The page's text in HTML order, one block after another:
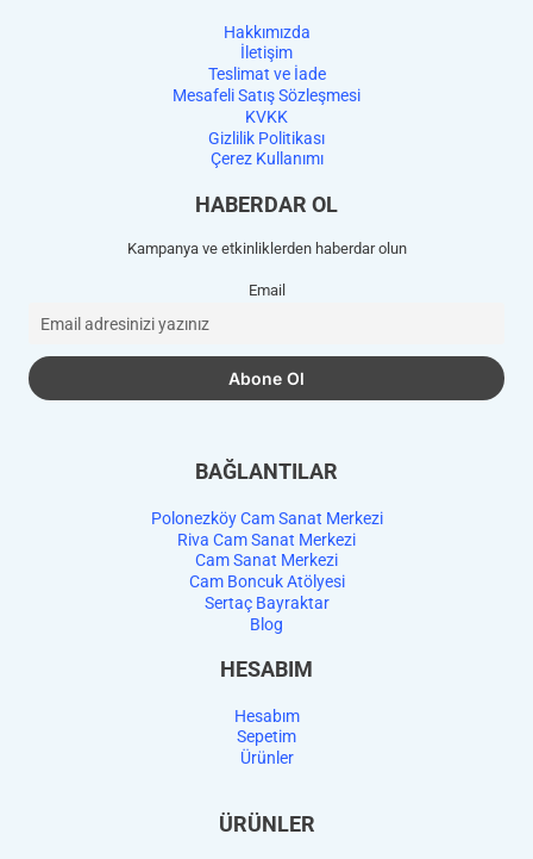
Hakkımızda
İletişim
Teslimat ve İade
Mesafeli Satış Sözleşmesi
KVKK
Gizlilik Politikası
Çerez Kullanımı
HABERDAR OL
Kampanya ve etkinliklerden haberdar olun
Email
BAĞLANTILAR
Polonezköy Cam Sanat Merkezi
Riva Cam Sanat Merkezi
Cam Sanat Merkezi
Cam Boncuk Atölyesi
Sertaç Bayraktar
Blog
HESABIM
Hesabım
Sepetim
Ürünler
ÜRÜNLER